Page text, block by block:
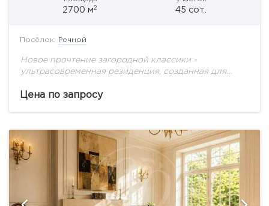
2700 м2 45 сот.
Посёлок: Речной
Новое прочтение загородной классики -
ультрасовременная резиденция, созданная для
Цена по запросу